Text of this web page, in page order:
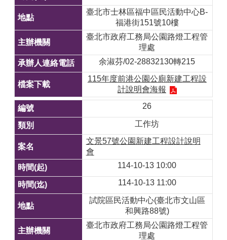
臺北市士林區福中區民活動中心B-
福港街151號10樓
臺北市政府工務局公園路燈工程管
理處
余淑芬/02-28832130轉215
115年度前港公園公廁新建工程設
計說明會海報
26
工作坊
文景57號公園新建工程設計說明
會
114-10-13 10:00
114-10-13 11:00
試院區民活動中心(臺北市文山區
和興路88號)
臺北市政府工務局公園路燈工程管
理處